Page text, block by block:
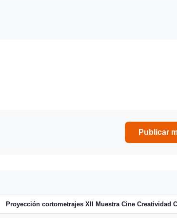
Publicar
Proyección cortometrajes XII Muestra Cine Creatividad